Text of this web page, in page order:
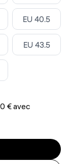
Select ‎
EU 40.5
Select ‎
EU 43.5
€avec